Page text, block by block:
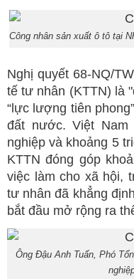
Công nhân sản xuất ô tô tại
Nghị quyết 68-NQ/
tế tư nhân (KTTN) là
“lực lượng tiên
đất nước. Việt Nam
nghiệp và khoảng 5
KTTN đóng góp
việc làm cho xã hội,
tư nhân đã khẳng
bắt đầu mở rộng ra
Ông Đậu Anh Tuấn, Phó